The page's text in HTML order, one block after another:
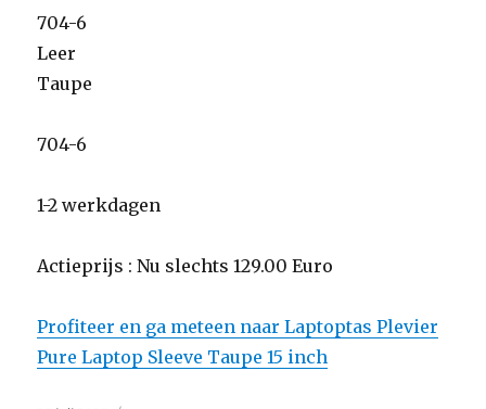
704-6
Leer
Taupe
704-6
1-2 werkdagen
Actieprijs : Nu slechts 129.00 Euro
Profiteer en ga meteen naar Laptoptas Plevier
Pure Laptop Sleeve Taupe 15 inch